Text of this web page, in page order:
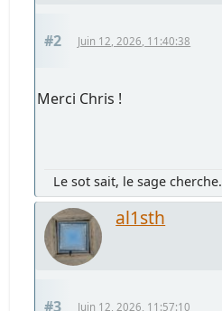
#2 Juin 12, 2026, 11:40:38
Merci Chris !
Le sot sait, le sage cherche.
al1sth
#3 Juin 12, 2026, 11:57:10